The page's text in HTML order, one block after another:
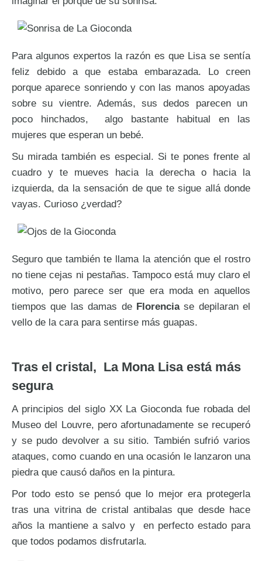
Para algunos expertos la razón es que Lisa se sentía
feliz debido a que estaba embarazada. Lo creen
porque aparece sonriendo y con las manos apoyadas
sobre su vientre. Además, sus dedos parecen un
poco hinchados, algo bastante habitual en las
mujeres que esperan un bebé.
Su mirada también es especial. Si te pones frente al
cuadro y te mueves hacia la derecha o hacia la
izquierda, da la sensación de que te sigue allá donde
vayas. Curioso ¿verdad?
Seguro que también te llama la atención que el rostro
no tiene cejas ni pestañas. Tampoco está muy claro el
motivo, pero parece ser que era moda en aquellos
tiempos que las damas de Florenciase depilaran el
vello de la cara para sentirse más guapas.
Tras el cristal, La Mona Lisa está más
segura
A principios del siglo XX La Gioconda fue robada del
Museo del Louvre, pero afortunadamente se recuperó
y se pudo devolver a su sitio. También sufrió varios
ataques, como cuando en una ocasión le lanzaron una
piedra que causó daños en la pintura.
Por todo esto se pensó que lo mejor era protegerla
tras una vitrina de cristal antibalas que desde hace
años la mantiene a salvo y en perfecto estado para
que todos podamos disfrutarla.